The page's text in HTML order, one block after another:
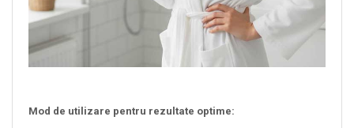
Mod de utilizare pentru rezultate optime: